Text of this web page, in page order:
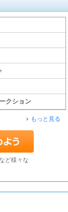
クション
もっと見る
ど様々な